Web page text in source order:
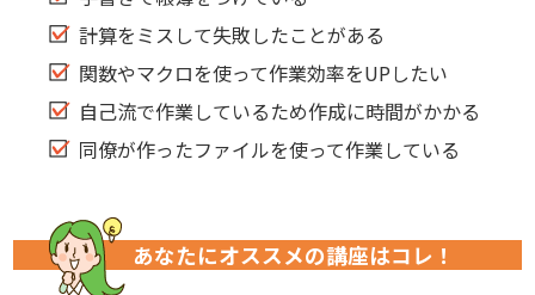
計算をミスして失敗したことがある
関数やマクロを使って作業効率をUPしたい
自己流で作業しているため作成に時間がかかる
同僚が作ったファイルを使って作業している
あなたにオススメの講座はコレ！